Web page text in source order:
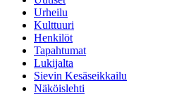
Urheilu
Kulttuuri
Henkilöt
Tapahtumat
Lukijalta
Sievin Kesäseikkailu
Näköislehti